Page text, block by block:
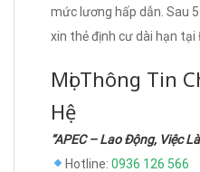
mức lương hấp dẫn. Sau
xin thẻ định cư dài hạn tại
Mọi Thông Tin
Hệ
“APEC – Lao Động, Việc
Hotline: 0936 126 566